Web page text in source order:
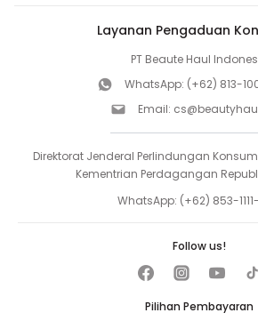
Layanan Pengaduan
PT Beaute Haul
WhatsApp: (+62) 813-
Email:
Direktorat Jenderal Perlindungan
Kementrian Perdagangan
WhatsApp: (+62) 853-
Pilihan Pembayaran
Follow us!